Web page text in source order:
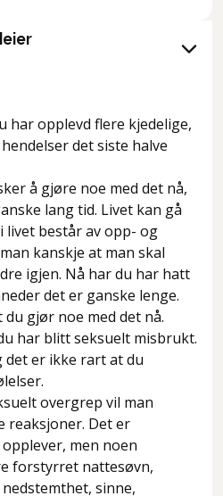
har opplevd flere kjedelige,
det siste halve
å gjøre noe med det nå,
lang tid. Livet kan gå
livet består av opp- og
kanskje at man skal
igjen. Nå har du har hatt
det er ganske lenge.
gjør noe med det nå.
har blitt seksuelt misbrukt.
det er ikke rart at du
overgrep vil man
reaksjoner. Det er
men noen
forstyrret nattesøvn,
sinne,